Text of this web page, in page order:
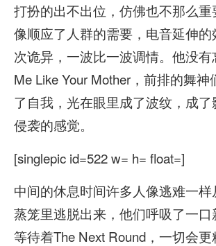
打扮的出不出位，仿佛也不那么
像顺应了人群的需要，电音延伸
次诡异，一波比一波调情。他没有
Me Like Your Mother，前排的舞
了自我，光在眼里成了波纹，成
侵袭的感觉。
[singlepic id=522 w= h= float=]
中间的休息时间许多人像逃难一
蒸笼里逃脱出来，他们呼吸了一
等待着The Next Round，一切会更